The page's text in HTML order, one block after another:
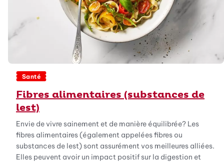
Santé
Fibres alimentaires (substances de
lest)
Envie de vivre sainement et de manière équilibrée? Les
fibres alimentaires (également appelées fibres ou
substances de lest) sont assurément vos meilleures alliées.
Elles peuvent avoir un impact positif sur la digestion et